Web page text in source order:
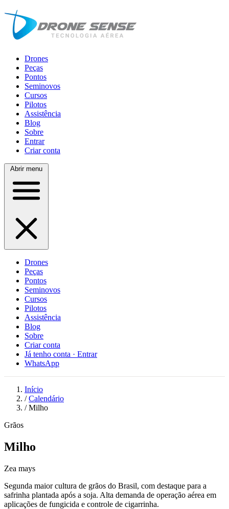
Drones
Peças
Pontos
Seminovos
Cursos
Pilotos
Assistência
Blog
Sobre
Entrar
Criar conta
Abrir menu
Drones
Peças
Pontos
Seminovos
Cursos
Pilotos
Assistência
Blog
Sobre
Criar conta
Já tenho conta · Entrar
WhatsApp
Início
/ Calendário
/ Milho
Grãos
Milho
Zea mays
Segunda maior cultura de grãos do Brasil, com destaque para a
safrinha plantada após a soja. Alta demanda de operação aérea em
aplicações de fungicida e controle de cigarrinha.